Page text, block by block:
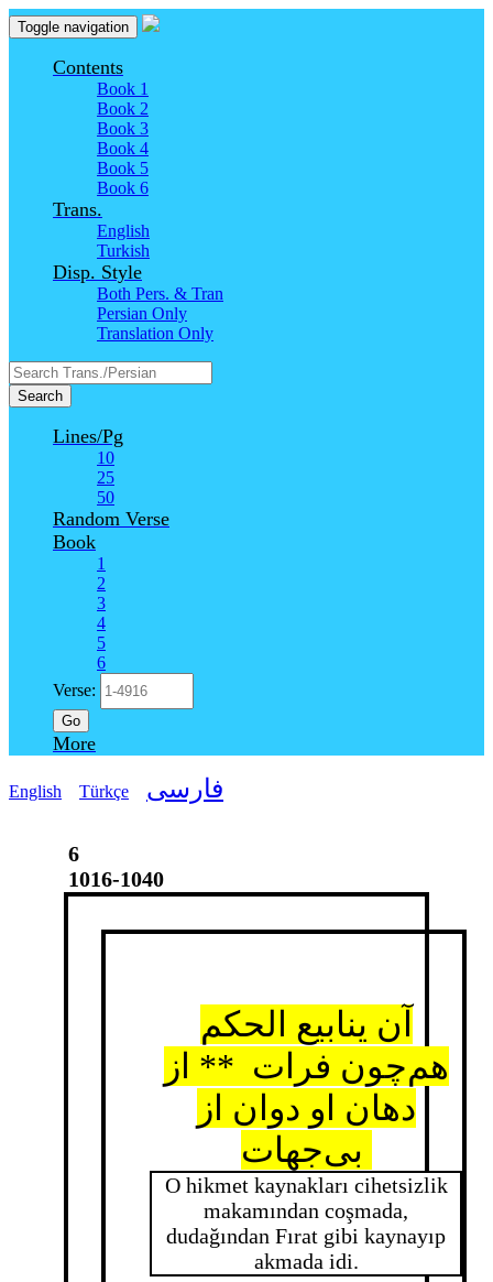
Toggle navigation
Contents
Book 1
Book 2
Book 3
Book 4
Book 5
Book 6
Trans.
English
Turkish
Disp. Style
Both Pers. & Tran
Persian Only
Translation Only
Search
Lines/Pg
10
25
50
Random Verse
Book
1
2
3
4
5
6
Verse:
Go
More
English Türkçe فارسی
6
1016-1040
آن ینابیع الحکم
هم‌چون فرات ** از
دهان او دوان از
O hikmet kaynakları cihetsizlik
makamından coşmada,
dudağından Fırat gibi kaynayıp
akmada idi.